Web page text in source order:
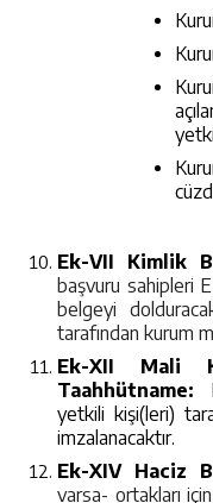
Ek-VII Kimlik
başvuru sahipleri
belgeyi
tarafından kurum
Ek-XII Mali
Taahhütname:
yetkili kişi(leri)
imzalanacaktır.
Ek-XIV Haciz
varsa- ortakları